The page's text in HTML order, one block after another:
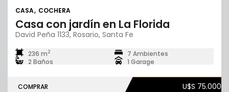
CASA COCHERA
Casa con jardín en La Florida
David Peña 1133, Rosario, Santa Fe
236 m2
7 Ambientes
2 Baños
1 Garage
COMPRAR U$S 75.000